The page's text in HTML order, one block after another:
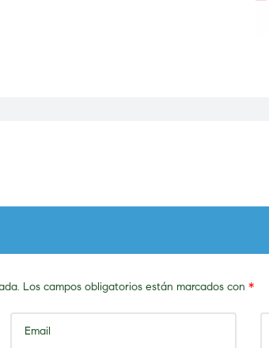
Los campos obligatorios están marcados con *